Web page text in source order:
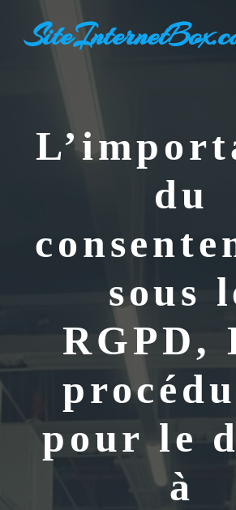
contenu
du
sous
RGPD,
pour le
à